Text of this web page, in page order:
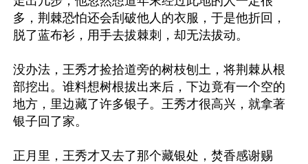
多，荆棘恐怕还会刮破他人的衣服，于是他折回，
脱了蓝布衫，用手去拔棘刺，却无法拔动。
没办法，王秀才捡拾道旁的树枝刨土，将荆棘从根
部挖出。谁料想树根拔出来后，下边竟有一个空的
地方，里边藏了许多银子。王秀才很高兴，就拿著
银子回了家。
正月里，王秀才又去了那个藏银处，焚香感谢赐